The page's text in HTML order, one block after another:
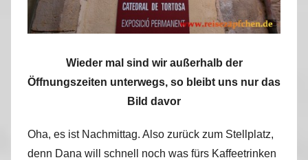
Wieder mal sind wir außerhalb der
Öffnungszeiten unterwegs, so bleibt uns nur das
Bild davor
Oha, es ist Nachmittag. Also zurück zum Stellplatz,
denn Dana will schnell noch was fürs Kaffeetrinken